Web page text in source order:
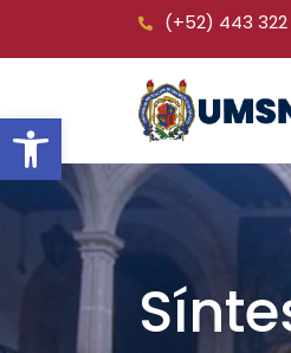
Open toolbar
(+52) 443